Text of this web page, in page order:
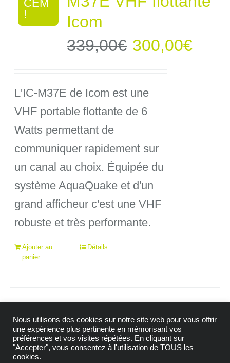
CEM
!
Icom
339,00€ Le
initial
339,00€.
300,00€Le
L'IC-M37E de Icom est une
VHF portable flottante de 6
Watts permettant de
communiquer rapidement sur
un canal au choix. Équipée du
système AquaQuake et d'un
grand afficheur c'est une VHF
robuste et très performante.
Ajouter au
panier
Détails
© Copyright 2009 -2026| Tous droits réservés |
Nous utilisons des cookies sur notre site web pour vous offrir
une expérience plus pertinente en mémorisant vos
préférences et vos visites répétées. En cliquant sur
"Accepter", vous consentez à l'utilisation de TOUS les
cookies.